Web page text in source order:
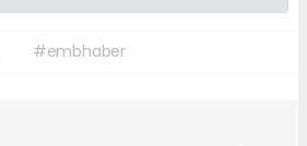
#embhaber